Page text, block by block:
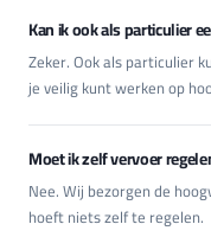
Kan ik ook als particulier
Zeker. Ook als particulier
je veilig kunt werken op
Moet ik zelf vervoer
Nee. Wij bezorgen de
hoeft niets zelf te regelen.